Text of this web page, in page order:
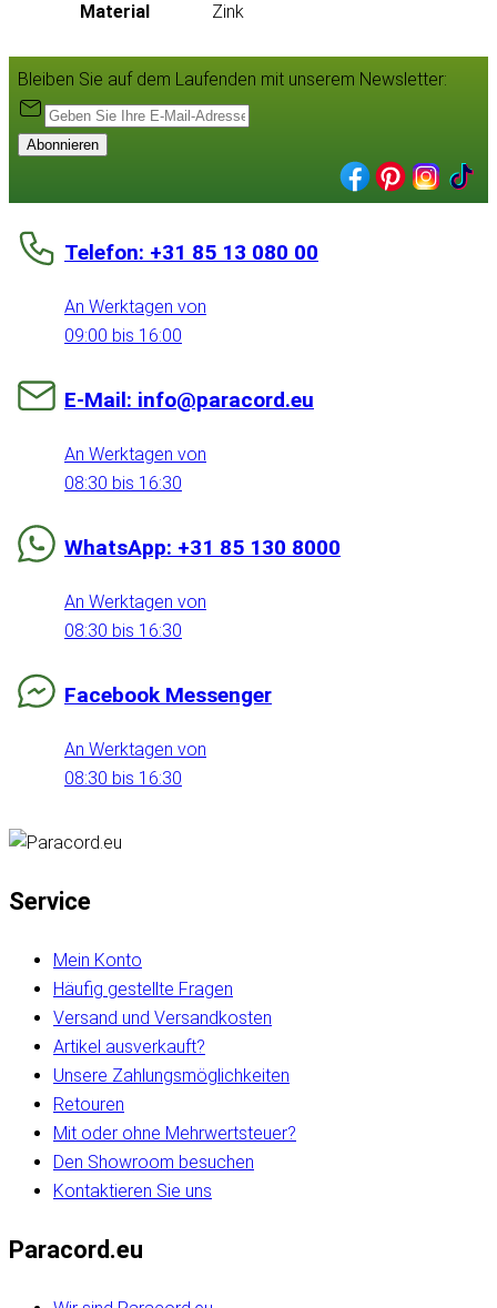
Material
Zink
Bleiben Sie auf dem Laufenden mit unserem Newsletter:
Abonnieren
Telefon: +31 85 13 080 00
An Werktagen von
09:00 bis 16:00
E-Mail: info@paracord.eu
An Werktagen von
08:30 bis 16:30
WhatsApp: +31 85 130 8000
An Werktagen von
08:30 bis 16:30
Facebook Messenger
An Werktagen von
08:30 bis 16:30
Service
Mein Konto
Häufig gestellte Fragen
Versand und Versandkosten
Artikel ausverkauft?
Unsere Zahlungsmöglichkeiten
Retouren
Mit oder ohne Mehrwertsteuer?
Den Showroom besuchen
Kontaktieren Sie uns
Paracord.eu